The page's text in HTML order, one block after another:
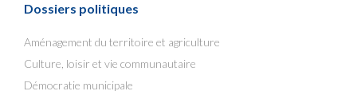
Dossiers politiques
Aménagement du territoire et agriculture
Culture, loisir et vie communautaire
Démocratie municipale